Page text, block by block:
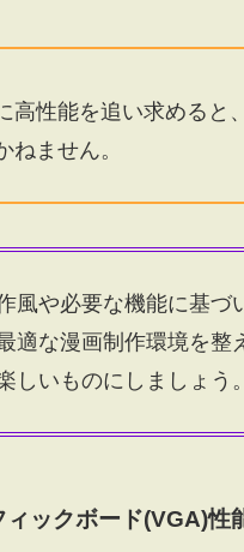
高性能を追い求めると
ねません。
風や必要な機能に基づ
適な漫画制作環境を整
しいものにしましょう。
ィックボード(VGA)性